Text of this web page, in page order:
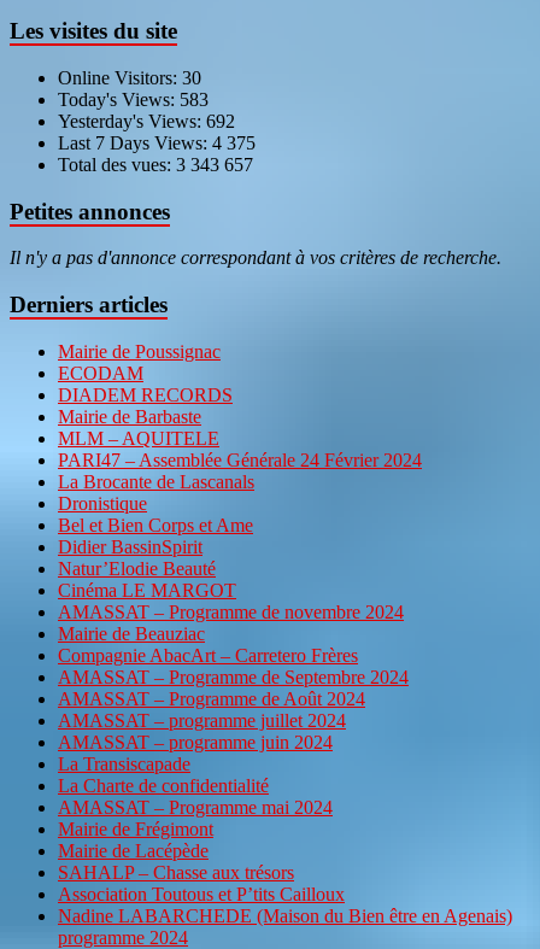
Les visites du site
Online Visitors: 30
Today's Views: 583
Yesterday's Views: 692
Last 7 Days Views: 4 375
Total des vues: 3 343 657
Petites annonces
Il n'y a pas d'annonce correspondant à vos critères de recherche.
Derniers articles
Mairie de Poussignac
ECODAM
DIADEM RECORDS
Mairie de Barbaste
MLM – AQUITELE
PARI47 – Assemblée Générale 24 Février 2024
La Brocante de Lascanals
Dronistique
Bel et Bien Corps et Ame
Didier BassinSpirit
Natur’Elodie Beauté
Cinéma LE MARGOT
AMASSAT – Programme de novembre 2024
Mairie de Beauziac
Compagnie AbacArt – Carretero Frères
AMASSAT – Programme de Septembre 2024
AMASSAT – Programme de Août 2024
AMASSAT – programme juillet 2024
AMASSAT – programme juin 2024
La Transiscapade
La Charte de confidentialité
AMASSAT – Programme mai 2024
Mairie de Frégimont
Mairie de Lacépède
SAHALP – Chasse aux trésors
Association Toutous et P’tits Cailloux
Nadine LABARCHEDE (Maison du Bien être en Agenais)
programme 2024